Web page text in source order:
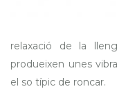
relaxació de la
produeixen unes
el so típic de roncar.